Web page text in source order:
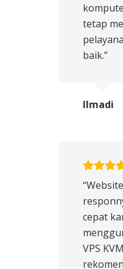
tetap
baik.”
Ilmadi
cepat
VPS